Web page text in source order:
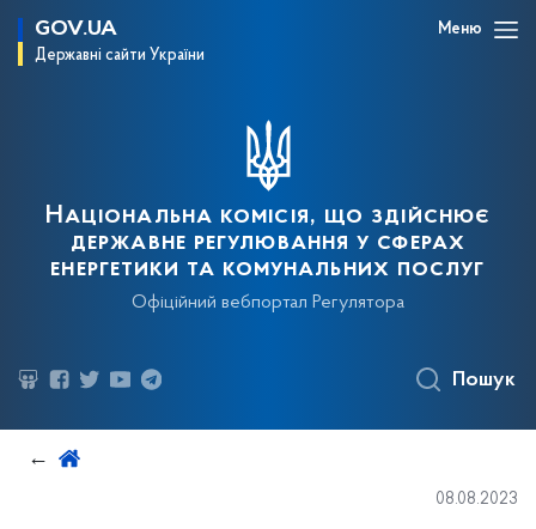
GOV.UA
Державні сайти України
Меню
Національна комісія, що здійснює
державне регулювання у сферах
енергетики та комунальних послуг
Офіційний вебпортал Регулятора
Пошук
08.08.2023